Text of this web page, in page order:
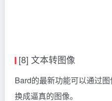
[8] 文本转图像
Bard的最新功能可以通过
换成逼真的图像。